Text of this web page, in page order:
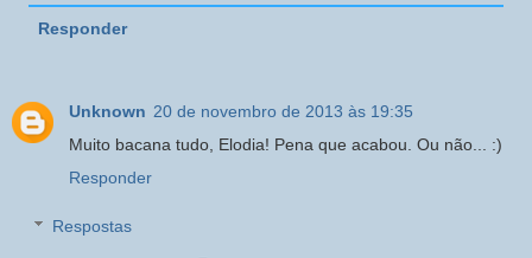
Responder
Unknown 20 de novembro de 2013 às 19:35
Muito bacana tudo, Elodia! Pena que acabou. Ou não... :)
Responder
Respostas